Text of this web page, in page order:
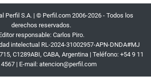
Perfil S.A. | © Perfil.com 2006-2026 - Todos los
derechos reservados.
responsable: Carlos Piro.
intelectual RL-2024-31002957-APN-DNDA#MJ
, C1289ABI, CABA, Argentina | Teléfono: +54 9 11
| E-mail: atencion@perfil.com